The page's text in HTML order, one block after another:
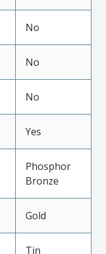
No
No
No
Yes
Phosphor
Bronze
Gold
Tin